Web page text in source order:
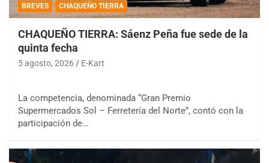
BREVES CHAQUEÑO TIERRA
CHAQUEÑO TIERRA: Sáenz Peña fue sede de la
quinta fecha
5 agosto, 2026 E-Kart
La competencia, denominada “Gran Premio
Supermercados Sol – Ferretería del Norte”, contó con la
participación de…